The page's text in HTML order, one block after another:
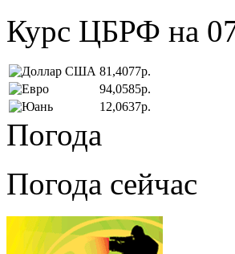
Курс ЦБРФ на
81,4077р.
94,0585р.
12,0637р.
Погода
Погода сейчас